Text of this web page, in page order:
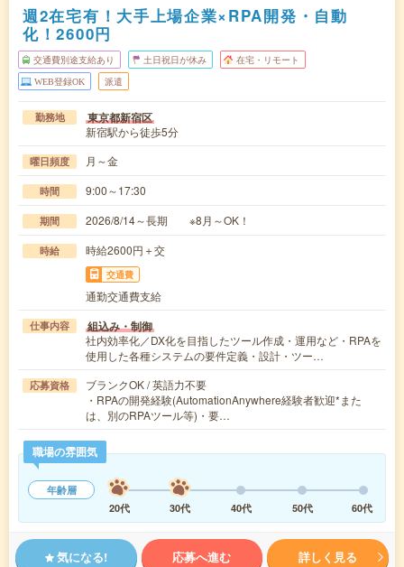
週2在宅有！大手上場企業×RPA開発・自動
化！2600円
交通費別途支給あり 土日祝日が休み 在宅・リモート
WEB登録OK 派遣
勤務地 東京都新宿区
新宿駅から徒歩5分
曜日頻度 月～金
時間 9:00～17:30
期間 2026/8/14～長期 ※8月～OK！
時給 時給2600円＋交
交通費
通勤交通費支給
仕事内容 組込み・制御
社内効率化／DX化を目指したツール作成・運用など・RPAを
使用した各種システムの要件定義・設計・ツー…
応募資格
ブランクOK / 英語力不要
・RPAの開発経験(AutomationAnywhere経験者歓迎*また
は、別のRPAツール等)・要…
職場の雰囲気
年齢層
20代
30代 40代 50代 60代
気になる! 応募へ進む 詳しく見る